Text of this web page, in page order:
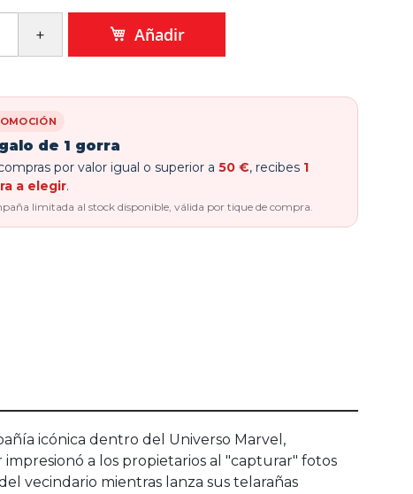
Añadir
de 1 gorra
por valor igual o superior a 50 €, recibes 1
a elegir.
limitada al stock disponible, válida por tique de compra.
icónica dentro del Universo Marvel,
a los propietarios al "capturar" fotos
vecindario mientras lanza sus telarañas